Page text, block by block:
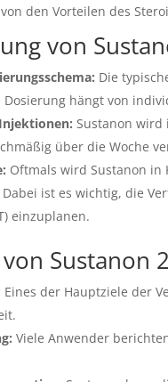
den Vorteilen des
von
Die
Dosierung hängt von
Sustanon wird
über die Woche
Oftmals wird Sustanon
ist es wichtig, die
einzuplanen.
Sustanon
Eines der Hauptziele der
Viele Anwender